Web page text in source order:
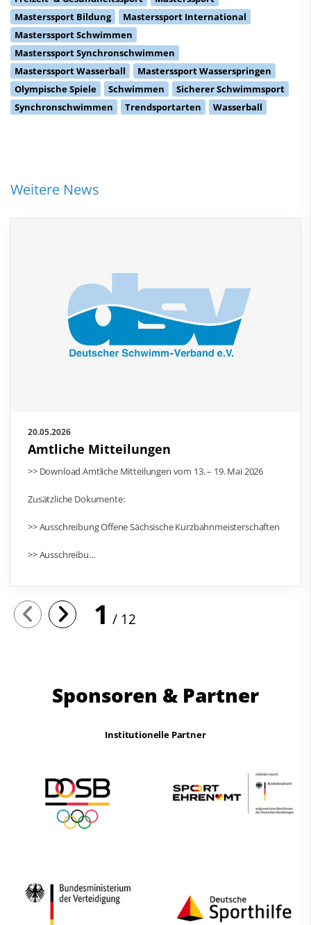
Masterssport Bildung
Masterssport International
Masterssport Schwimmen
Masterssport Synchronschwimmen
Masterssport Wasserball
Masterssport Wasserspringen
Olympische Spiele
Schwimmen
Sicherer Schwimmsport
Synchronschwimmen
Trendsportarten Wasserball
Weitere News
20.05.2026
Amtliche Mitteilungen
>> Download Amtliche Mitteilungen vom 13. – 19. Mai 2026
Zusätzliche Dokumente:
>> Ausschreibung Offene Sächsische Kurzbahnmeisterschaften
>> Ausschreibu…
1 12
Sponsoren & Partner
Institutionelle Partner